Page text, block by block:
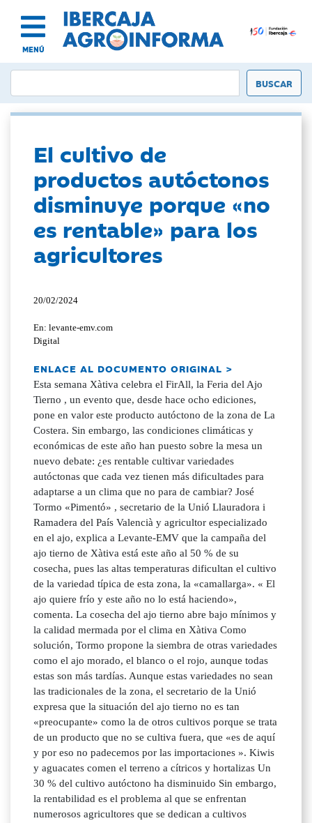
MENÚ
El cultivo de
productos autóctonos
disminuye porque «no
es rentable» para los
agricultores
20/02/2024
En: levante-emv.com
Digital
ENLACE AL DOCUMENTO ORIGINAL >
Esta semana Xàtiva celebra el FirAll, la Feria del Ajo
Tierno , un evento que, desde hace ocho ediciones,
pone en valor este producto autóctono de la zona de La
Costera. Sin embargo, las condiciones climáticas y
económicas de este año han puesto sobre la mesa un
nuevo debate: ¿es rentable cultivar variedades
autóctonas que cada vez tienen más dificultades para
adaptarse a un clima que no para de cambiar? José
Tormo «Pimentó» , secretario de la Unió Llauradora i
Ramadera del País Valencià y agricultor especializado
en el ajo, explica a Levante-EMV que la campaña del
ajo tierno de Xàtiva está este año al 50 % de su
cosecha, pues las altas temperaturas dificultan el cultivo
de la variedad típica de esta zona, la «camallarga». « El
ajo quiere frío y este año no lo está haciendo»,
comenta. La cosecha del ajo tierno abre bajo mínimos y
la calidad mermada por el clima en Xàtiva Como
solución, Tormo propone la siembra de otras variedades
como el ajo morado, el blanco o el rojo, aunque todas
estas son más tardías. Aunque estas variedades no sean
las tradicionales de la zona, el secretario de la Unió
expresa que la situación del ajo tierno no es tan
«preocupante» como la de otros cultivos porque se trata
de un producto que no se cultiva fuera, que «es de aquí
y por eso no padecemos por las importaciones ». Kiwis
y aguacates comen el terreno a cítricos y hortalizas Un
30 % del cultivo autóctono ha disminuido Sin embargo,
la rentabilidad es el problema al que se enfrentan
numerosos agricultores que se dedican a cultivos